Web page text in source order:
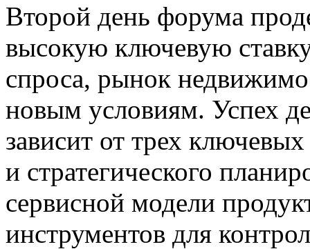
Второй день форума
высокую ключевую
спроса, рынок
новым условиям. Успех
зависит от трех
и стратегического
сервисной модели
инструментов для